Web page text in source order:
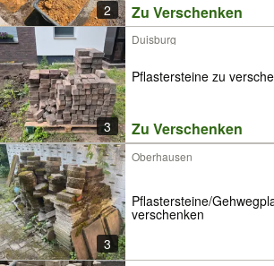
2 Zu Verschenken
3
Duisburg
Pflastersteine zu
Zu Verschenken
3
Oberhausen
Pflastersteine/
verschenken